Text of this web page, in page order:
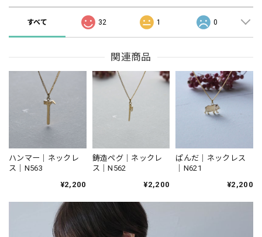
すべて 32 1 0
関連商品
ハンマー｜ネックレ
ス｜N563
¥2,200
鋳造ペグ｜ネックレ
ス｜N562
¥2,200
ぱんだ｜ネックレス
｜N621
¥2,200